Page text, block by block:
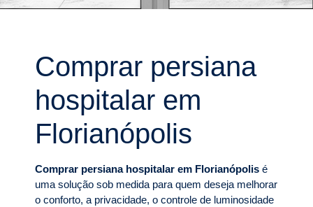
Comprar persiana
hospitalar em
Florianópolis
Comprar persiana hospitalar em Florianópolis é
uma solução sob medida para quem deseja melhorar
o conforto, a privacidade, o controle de luminosidade